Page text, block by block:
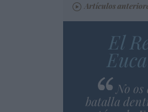
Artículos
El
No
batalla